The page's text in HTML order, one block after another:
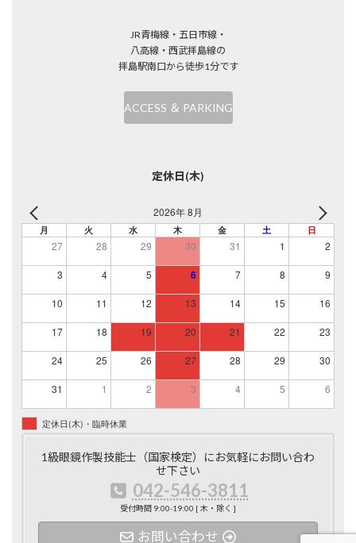
JR青梅線・五日市線・
八高線・西武拝島線の
拝島駅南口から徒歩1分です
ACCESS ＆ PARKING
定休日(木)
2026年 8月
月 火 水 木 金 土 日
27 28 29 30 31 1 2
3 4 5 6 7 8 9
10 11 12 13 14 15 16
17 18 19 20 21 22 23
24 25 26 27 28 29 30
31 1 2 3 4 5 6
定休日(木)・臨時休業
1級眼鏡作製技能士（国家検定）にお気軽にお問い合わ
せ下さい
042-546-3811
受付時間 9:00-19:00 [ 木・除く ]
お問い合わせ